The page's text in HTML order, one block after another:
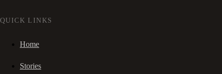
QUICK LINKS
Home
Stories